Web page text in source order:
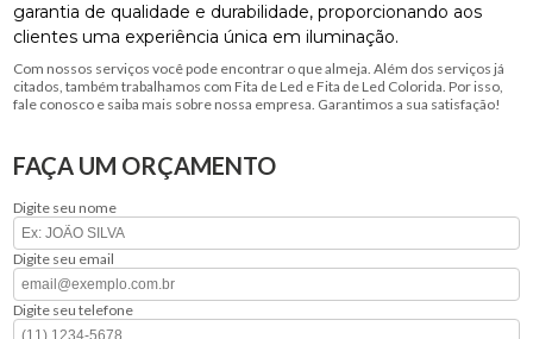
garantia de qualidade e durabilidade, proporcionando aos
clientes uma experiência única em iluminação.
Com nossos serviços você pode encontrar o que almeja. Além dos serviços já
citados, também trabalhamos com Fita de Led e Fita de Led Colorida. Por isso,
fale conosco e saiba mais sobre nossa empresa. Garantimos a sua satisfação!
FAÇA UM ORÇAMENTO
Digite seu nome
Digite seu email
Digite seu telefone